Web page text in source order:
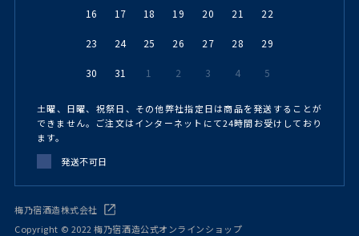
16 17 18 19 20 21 22
23 24 25 26 27 28 29
30 31 1 2 3 4 5
土曜、日曜、祝祭日、その他弊社指定日は商品を発送することが
できません。ご注文はインターネットにて24時間お受けしており
ます。
発送不可日
梅乃宿酒造株式会社
Copyright © 2022 梅乃宿酒造公式オンラインショップ